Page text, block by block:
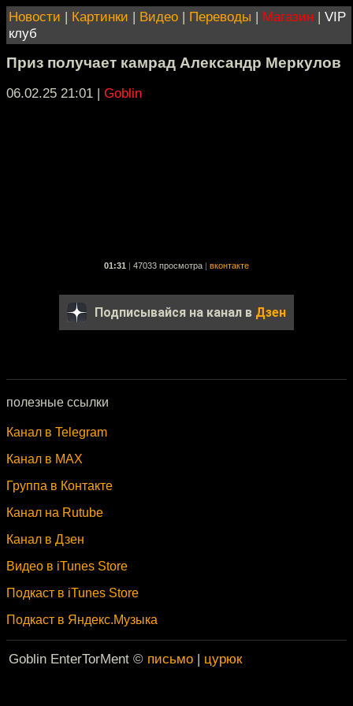
Новости | Картинки | Видео | Переводы | Магазин | VIP
клуб
Приз получает камрад Александр Меркулов
06.02.25 21:01 | Goblin
01:31 47033 просмотра вконтакте
Подписывайся на канал в Дзен
полезные ссылки
Канал в Telegram
Канал в MAX
Группа в Контакте
Канал на Rutube
Канал в Дзен
Видео в iTunes Store
Подкаст в iTunes Store
Подкаст в Яндекс.Музыка
Goblin EnterTorMent © письмо | цурюк